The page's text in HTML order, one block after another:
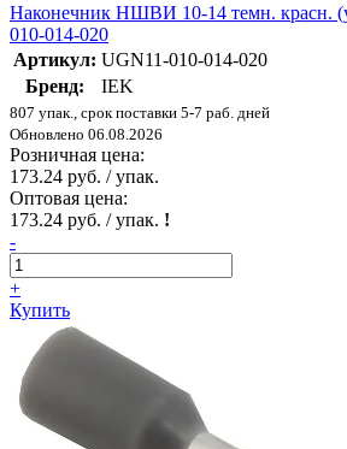
Наконечник НШВИ 10-14 темн. красн.
010-014-020
Артикул: UGN11-010-014-020
Бренд:
IEK
807 упак., срок поставки 5-7 раб. дней
Обновлено 06.08.2026
Розничная цена:
173.24 руб. / упак.
Оптовая цена:
173.24 руб. / упак. !
-
+
Купить